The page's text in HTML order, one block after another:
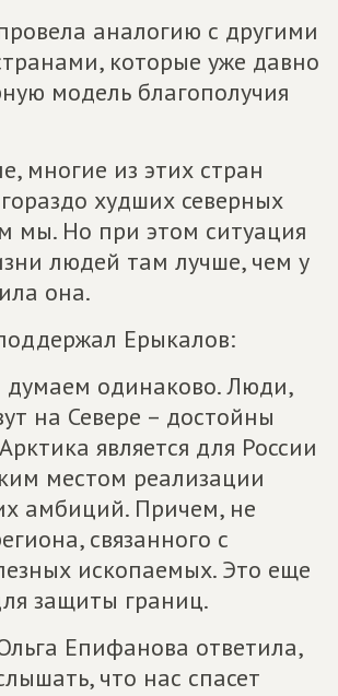
аналогию с другими
которые уже давно
модель благополучия
многие из этих стран
худших северных
мы. Но при этом ситуация
людей там лучше, чем у
она.
Ерыкалов:
одинаково. Люди,
на Севере – достойны
является для России
местом реализации
амбиций. Причем, не
связанного с
ископаемых. Это еще
защиты границ.
Епифанова ответила,
что нас спасет